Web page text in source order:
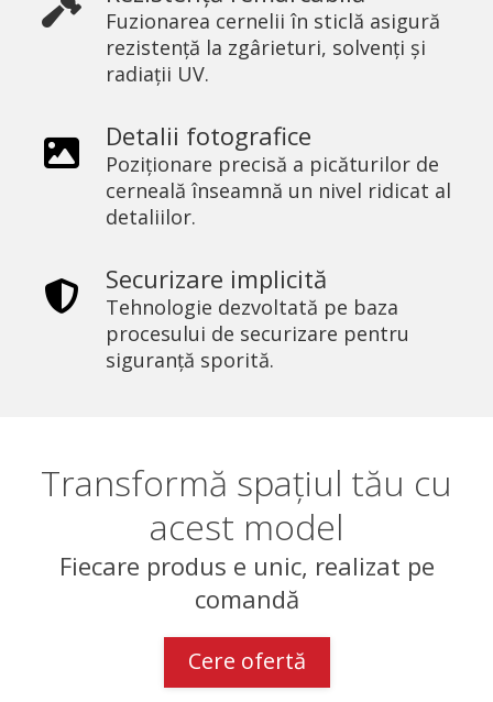
Fuzionarea cernelii în sticlă asigură
rezistență la zgârieturi, solvenți și
radiații UV.
Detalii fotografice
Poziționare precisă a picăturilor de
cerneală înseamnă un nivel ridicat al
detaliilor.
Securizare implicită
Tehnologie dezvoltată pe baza
procesului de securizare pentru
siguranță sporită.
Transformă spațiul tău cu
acest model
Fiecare produs e unic, realizat pe
comandă
Cere ofertă